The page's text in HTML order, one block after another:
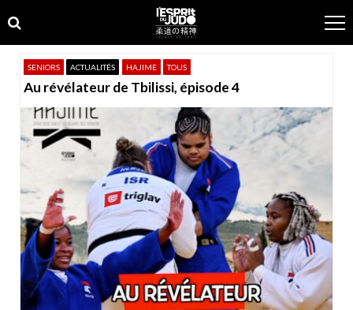
to
navigation
to
content
SENIORS ACTUALITÉS HAJIME TOUS
Au révélateur de Tbilissi, épisode 4